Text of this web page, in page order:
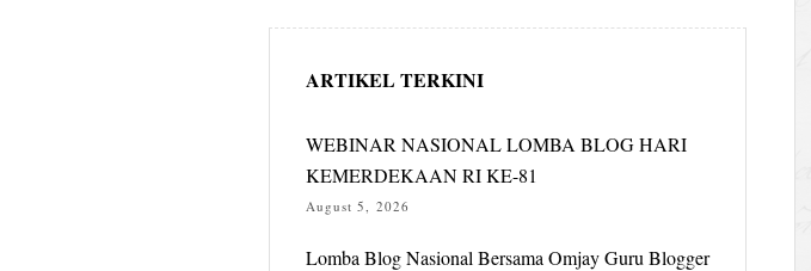
ARTIKEL TERKINI
WEBINAR NASIONAL LOMBA BLOG HARI
KEMERDEKAAN RI KE-81
August 5, 2026
Lomba Blog Nasional Bersama Omjay Guru Blogger